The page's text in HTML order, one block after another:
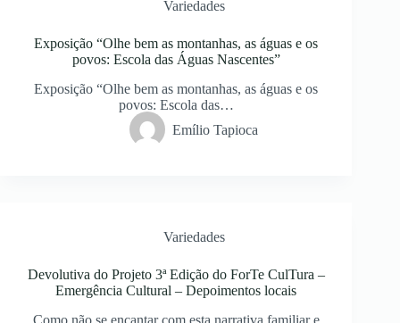
Variedades
Exposição “Olhe bem as montanhas, as águas e os
povos: Escola das Águas Nascentes”
Exposição “Olhe bem as montanhas, as águas e os
povos: Escola das…
Emílio Tapioca
Variedades
Devolutiva do Projeto 3ª Edição do ForTe CulTura –
Emergência Cultural – Depoimentos locais
Como não se encantar com esta narrativa familiar e